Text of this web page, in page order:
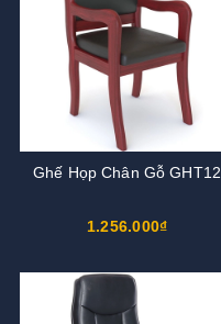
Ghế Họp Chân Gỗ GHT12
1.256.000₫